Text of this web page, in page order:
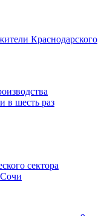
Краснодарского
в шесть раз
сектора